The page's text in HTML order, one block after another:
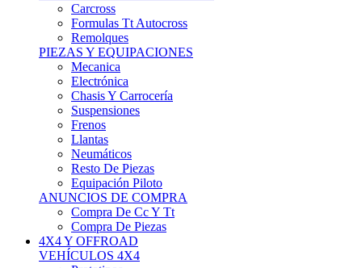
Carcross
Formulas Tt Autocross
Remolques
PIEZAS Y EQUIPACIONES
Mecanica
Electrónica
Chasis Y Carrocería
Suspensiones
Frenos
Llantas
Neumáticos
Resto De Piezas
Equipación Piloto
ANUNCIOS DE COMPRA
Compra De Cc Y Tt
Compra De Piezas
4X4 Y OFFROAD
VEHÍCULOS 4X4